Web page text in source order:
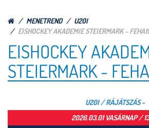
MENETREND
U20I
EISHOCKEY AKADEMIE STEIERMARK -
EISHOCKEY
STEIERMARK -
U20I / RÁJÁTSZÁS -
2026.03.01 VASÁRNAP /